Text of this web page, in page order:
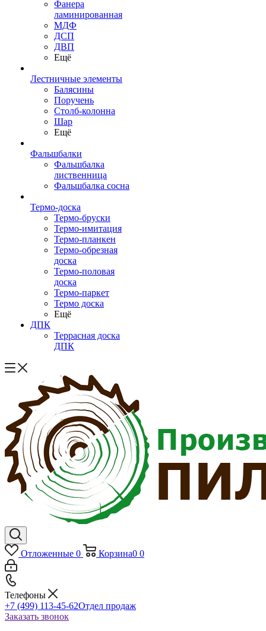
Фанера
ламинированная
МДФ
ДСП
ДВП
Ещё
Лестничные элементы
Балясины
Поручень
Столб-колонна
Шар
Ещё
Фальшбалки
Фальшбалка
лиственница
Фальшбалка сосна
Термо-доска
Термо-бруски
Термо-имитация
Термо-планкен
Термо-обрезная
доска
Термо-половая
доска
Термо-паркет
Термо доска
Ещё
ДПК
Террасная доска
ДПК
Отложенные 0 Корзина0 0
Телефоны
+7 (499) 113-45-62Отдел продаж
Заказать звонок